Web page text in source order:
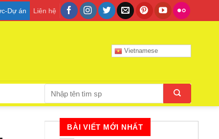
Dự án Liên hệ
Vietnamese
kiếm:
BÀI VIẾT MỚI NHẤT